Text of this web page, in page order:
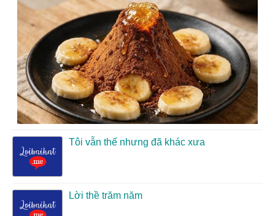
Tôi vẫn thế nhưng đã khác xưa
Lời thề trăm năm